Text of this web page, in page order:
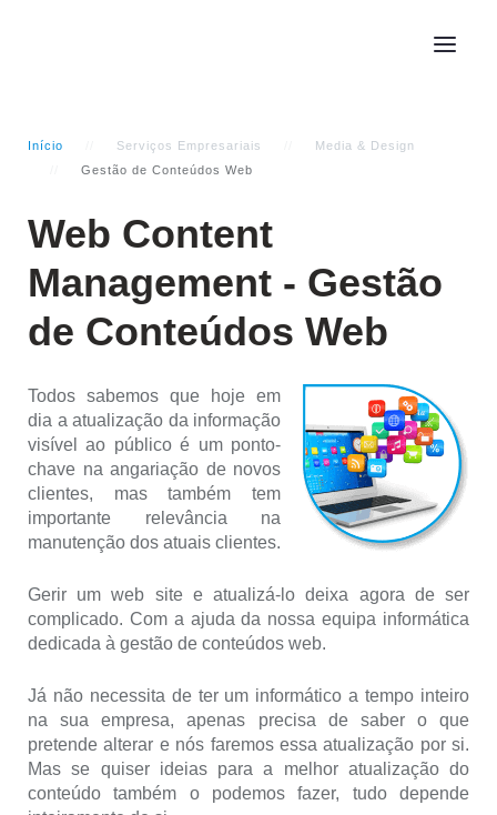
Início Serviços Empresariais
Media & Design
Gestão de Conteúdos Web
Web Content
Management - Gestão
de Conteúdos Web
Todos sabemos que hoje em
dia a atualização da informação
visível ao público é um ponto-
chave na angariação de novos
clientes, mas também tem
importante relevância na
manutenção dos atuais clientes.
Gerir um web site e atualizá-lo deixa agora de ser
complicado. Com a ajuda da nossa equipa informática
dedicada à gestão de conteúdos web.
Já não necessita de ter um informático a tempo inteiro
na sua empresa, apenas precisa de saber o que
pretende alterar e nós faremos essa atualização por si.
Mas se quiser ideias para a melhor atualização do
conteúdo também o podemos fazer, tudo depende